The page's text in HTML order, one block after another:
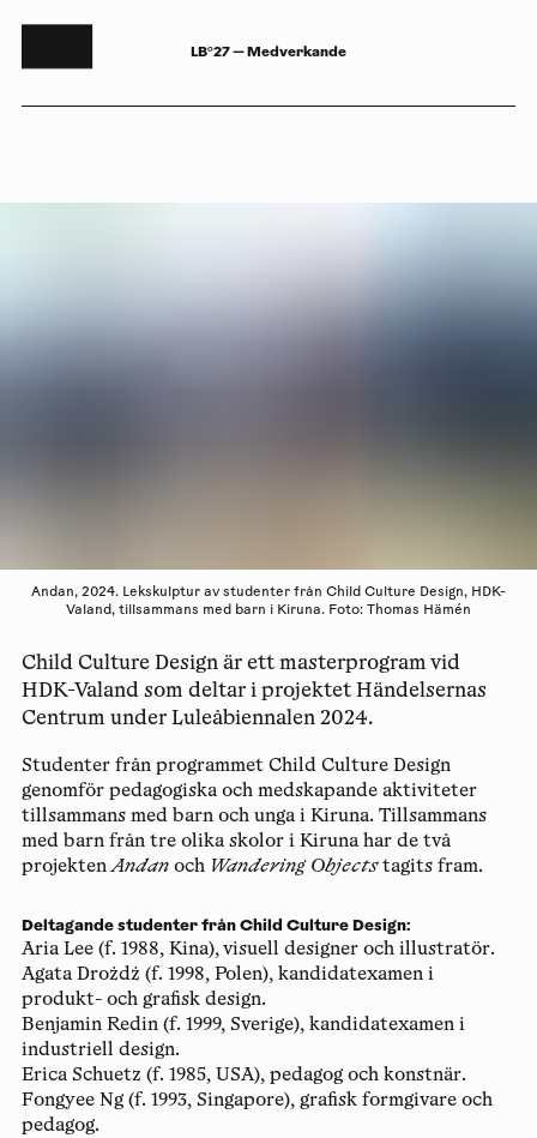
LB°27 — Medverkande
Andan, 2024. Lekskulptur av studenter från Child Culture Design, HDK-
Valand, tillsammans med barn i Kiruna. Foto: Thomas Hämén
Child Culture Design är ett masterprogram vid
HDK-Valand som deltar i projektet Händelsernas
Centrum under Luleåbiennalen 2024.
Studenter från programmet Child Culture Design
genomför pedagogiska och medskapande aktiviteter
tillsammans med barn och unga i Kiruna. Tillsammans
med barn från tre olika skolor i Kiruna har de två
projektenAndanoch Wandering Objects tagits fram.
Deltagande studenter från Child Culture Design:
Aria Lee (f. 1988, Kina), visuell designer och illustratör.
Agata Drożdż (f. 1998, Polen), kandidatexamen i
produkt- och grafisk design.
Benjamin Redin (f. 1999, Sverige), kandidatexamen i
industriell design.
Erica Schuetz (f. 1985, USA), pedagog och konstnär.
Fongyee Ng (f. 1993, Singapore), grafisk formgivare och
pedagog.